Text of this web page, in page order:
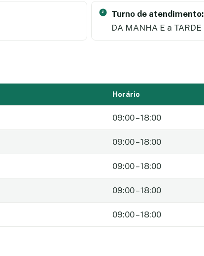
Turno de atendimento:
DA MANHA E a TARDE
Horário
09:00 – 18:00
09:00 – 18:00
09:00 – 18:00
09:00 – 18:00
09:00 – 18:00